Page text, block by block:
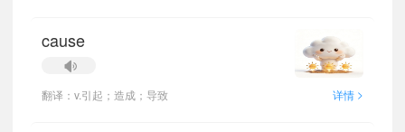
cause
翻译：v.引起；造成；导致 详情 >